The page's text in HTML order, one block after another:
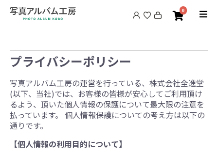
0
プライバシーポリシー
写真アルバム工房の運営を行っている、株式会社全進堂
(以下、当社)では、お客様の皆様が安心してご利用頂け
るよう、頂いた個人情報の保護について最大限の注意を
払っています。 個人情報保護についての考え方は以下の
通りです。
【個人情報の利用目的について】